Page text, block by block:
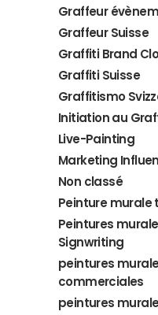
Graffeur
Graffeur Suisse
Graffiti Brand
Graffiti Suisse
Graffitismo
Initiation au
Live-Painting
Marketing
Non classé
Peinture murale
Peintures
Signwriting
peintures
commerciales
peintures